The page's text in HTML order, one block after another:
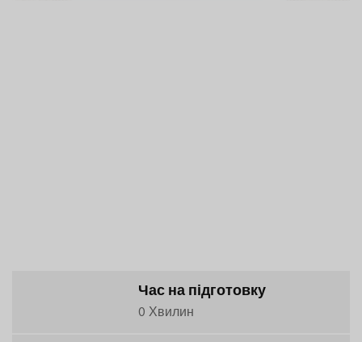
Час на підготовку
0 Хвилин